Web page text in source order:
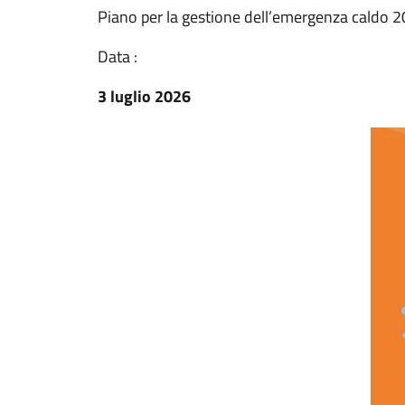
Piano per la gestione dell’emergenza caldo
Data :
3 luglio 2026